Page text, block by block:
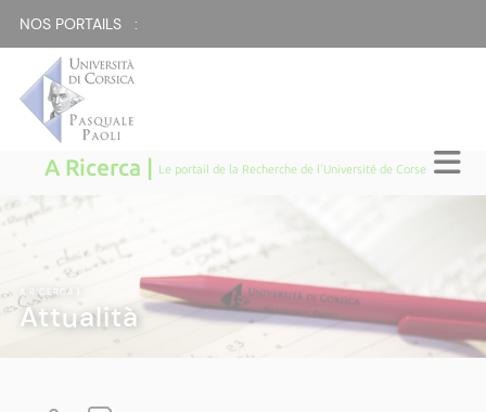
NOS PORTAILS :
A Ricerca | Le portail de la Recherche de l'Université de Corse
A RICERCA
Attualità